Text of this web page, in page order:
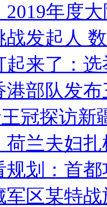
年度
发起人
起来了：
港部队发
冠探访新
荷兰夫妇
规划：首
军区某特